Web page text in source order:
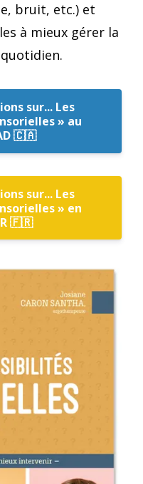
bruit, etc.) et
à mieux gérer la
sur... Les
» au
🇨🇦
sur... Les
» en
🇫🇷